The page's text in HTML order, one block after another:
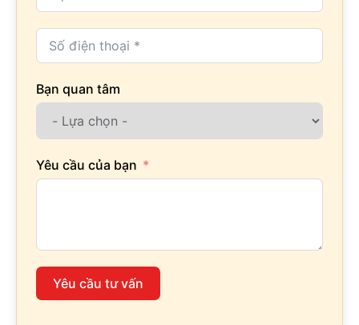
Bạn quan tâm
Yêu cầu của bạn
Yêu cầu tư vấn